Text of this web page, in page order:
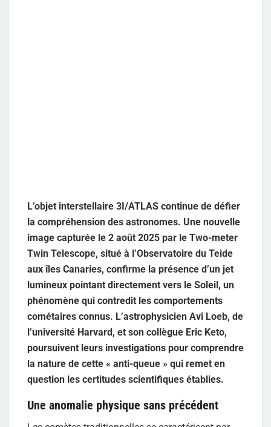
L’objet interstellaire 3I/ATLAS continue de défier
la compréhension des astronomes. Une nouvelle
image capturée le 2 août 2025 par le Two-meter
Twin Telescope, situé à l’Observatoire du Teide
aux îles Canaries, confirme la présence d’un jet
lumineux pointant directement vers le Soleil, un
phénomène qui contredit les comportements
cométaires connus. L’astrophysicien Avi Loeb, de
l’université Harvard, et son collègue Eric Keto,
poursuivent leurs investigations pour comprendre
la nature de cette « anti-queue » qui remet en
question les certitudes scientifiques établies.
Une anomalie physique sans précédent